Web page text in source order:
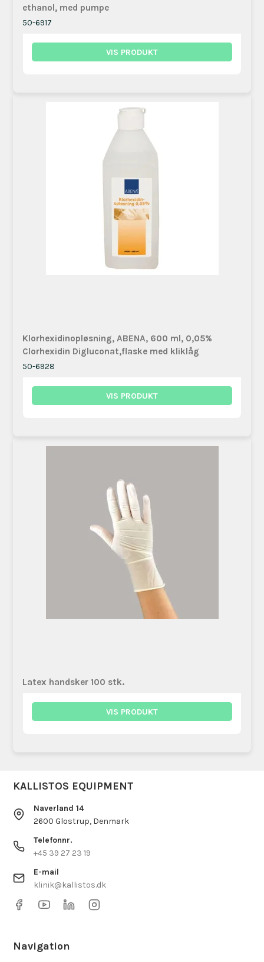
ethanol, med pumpe
50-6917
VIS PRODUKT
Klorhexidinopløsning, ABENA, 600 ml, 0,05%
Clorhexidin Digluconat,flaske med kliklåg
50-6928
VIS PRODUKT
Latex handsker 100 stk.
VIS PRODUKT
KALLISTOS EQUIPMENT
Naverland 14
2600 Glostrup, Denmark
Telefonnr.
+45 39 27 23 19
E-mail
klinik@kallistos.dk
Navigation